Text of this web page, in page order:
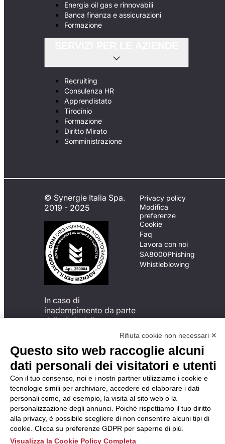
Energia oil gas e rinnovabili
Banca finanza e assicurazioni
Formazione
Recruiting
Consulenza HR
Apprendistato
Tirocinio
Formazione
Diritto Mirato
Somministrazione
© Synergie Italia Spa.
2019 - 2025
In caso di
inadempimento da parte
della ApL delle
del Codice di Condotta, è
possibile presentare un
reclamo
all’Organismo di
Monitoraggio utilizzando
una delle modalità
descritte al seguente
indirizzo web
https://odm-
agenzielavoro.it/reclami/.
Privacy policy
Modifica
preferenze
Cookie
Faq
Lavora con noi
SA8000Phishing
Whistleblowing
Rifiuta cookie non necessari ✕
Questo sito web raccoglie alcuni
dati personali dei visitatori e utenti
Con il tuo consenso, noi e i nostri partner utilizziamo i cookie e
tecnologie simili per archiviare, accedere ed elaborare i dati
personali come, ad esempio, la visita al sito web o la
personalizzazione degli annunci. Poiché rispettiamo il tuo diritto
alla privacy, è possibile scegliere di non consentire alcuni tipi di
cookie. Clicca su preferenze GDPR per saperne di più.
Visualizza la Cookie Policy Completa